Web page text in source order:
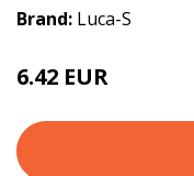
Brand: Luca-S
6.42 EUR